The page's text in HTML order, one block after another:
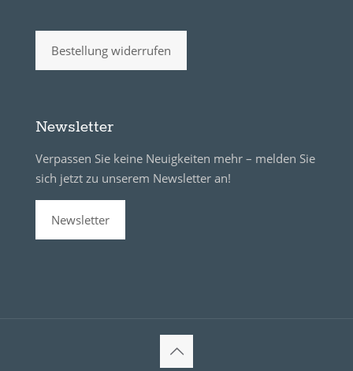
Bestellung widerrufen
Newsletter
Verpassen Sie keine Neuigkeiten mehr – melden Sie
sich jetzt zu unserem Newsletter an!
Newsletter